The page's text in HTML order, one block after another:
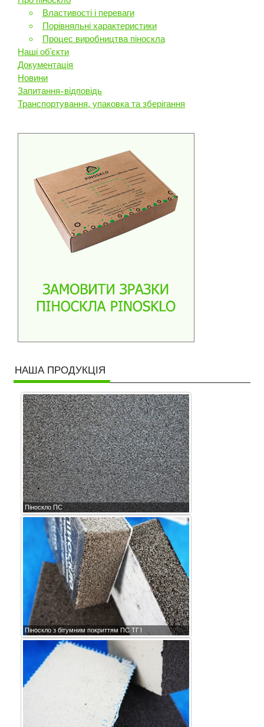
Властивості і переваги
Порівняльні характеристики
Процес виробництва піноскла
Наші об’єкти
Документація
Новини
Запитання-відповідь
Транспортування, упаковка та зберігання
НАША ПРОДУКЦІЯ
Піноскло ПС
Піноскло з бітумним покриттям ПС ТГ1